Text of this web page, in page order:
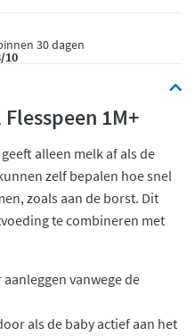
30 dagen
10
1M+
alleen melk af als de
zelf bepalen hoe snel
zoals aan de borst. Dit
te combineren met
vanwege de
als de baby actief aan het